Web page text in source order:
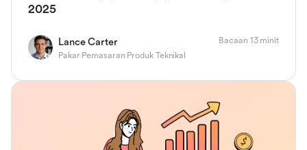
2025
Lance Carter
Pakar Pemasaran Produk Teknikal
Bacaan 13 minit